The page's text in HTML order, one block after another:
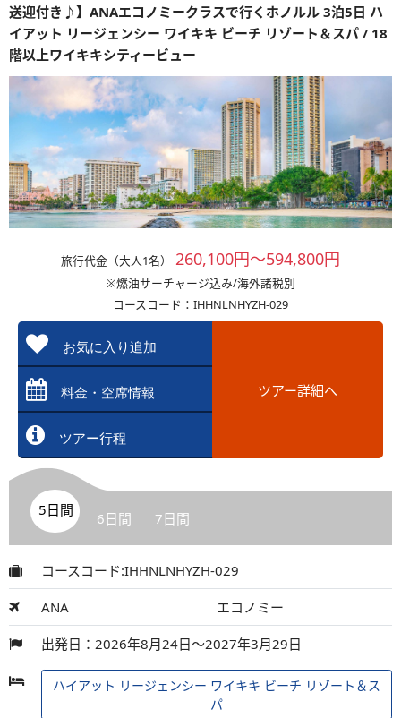
送迎付き♪】ANAエコノミークラスで行くホノルル 3泊5日 ハ
イアット リージェンシー ワイキキ ビーチ リゾート＆スパ / 18
階以上ワイキキシティービュー
旅行代金（大人1名） 260,100円～594,800円
※燃油サーチャージ込み/海外諸税別
コースコード：IHHNLNHYZH-029
お気に入り追加
料金・空席情報
ツアー行程
ツアー詳細へ
5日間 6日間 7日間
コースコード:IHHNLNHYZH-029
ANA エコノミー
出発日：2026年8月24日～2027年3月29日
ハイアット リージェンシー ワイキキ ビーチ リゾート＆ス
パ